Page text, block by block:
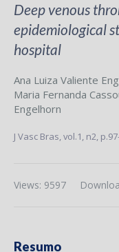
Deep venous
epidemiological
hospital
Ana Luiza Valiente
Maria Fernanda
Engelhorn
J Vasc Bras,vol.1, n2,
Views: 9597
Resumo